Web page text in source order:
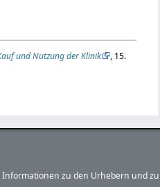
und Nutzung der Klinik
, 15.
zu den Urhebern und